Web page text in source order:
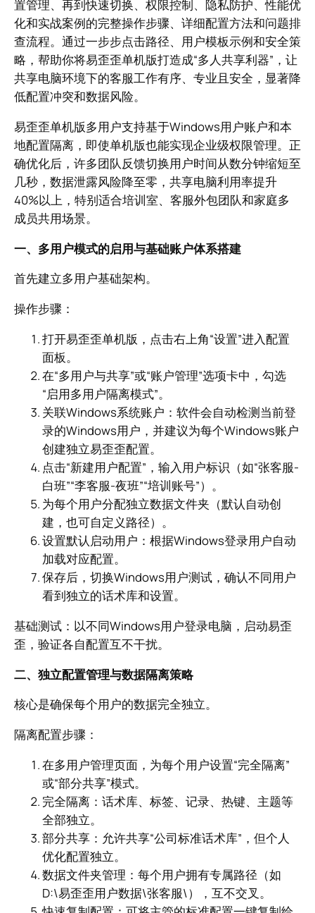
置管理、再到快速切换、权限控制、隐私防护、性能优
化和实战案例的完整操作步骤、详细配置方法和问题排
查流程。通过一步步点击路径、用户模板示例和安全策
略，帮助你将易歪歪单机版打造成“多人共享利器”，让
共享电脑环境下的客服工作有序、专业且安全，显著降
低配置冲突和数据风险。
易歪歪单机版多用户支持基于Windows用户账户和本
地配置隔离，即使单机版也能实现企业级权限管理。正
确优化后，许多团队反馈切换用户时间从数分钟缩短至
几秒，数据泄露风险降至零，共享电脑利用率提升
40%以上，特别适合培训室、客服外包团队和家庭多
成员共用场景。
一、多用户模式的启用与基础账户体系搭建
首先建立多用户基础架构。
操作步骤：
打开易歪歪单机版，点击右上角“设置”进入配置
面板。
在“多用户与共享”或“账户管理”选项卡中，勾选
“启用多用户隔离模式”。
关联Windows系统账户：软件会自动检测当前登
录的Windows用户，并建议为每个Windows账户
创建独立易歪歪配置。
点击“新建用户配置”，输入用户标识（如“张客服-
白班”“李客服-夜班”“培训账号”）。
为每个用户分配独立数据文件夹（默认自动创
建，也可自定义路径）。
设置默认启动用户：根据Windows登录用户自动
加载对应配置。
保存后，切换Windows用户测试，确认不同用户
看到独立的话术库和设置。
基础测试：以不同Windows用户登录电脑，启动易歪
歪，验证各自配置互不干扰。
二、独立配置管理与数据隔离策略
核心是确保每个用户的数据完全独立。
隔离配置步骤：
在多用户管理页面，为每个用户设置“完全隔离”
或“部分共享”模式。
完全隔离：话术库、标签、记录、热键、主题等
全部独立。
部分共享：允许共享“公司标准话术库”，但个人
优化配置独立。
数据文件夹管理：每个用户拥有专属路径（如
D:\易歪歪用户数据\张客服\），互不交叉。